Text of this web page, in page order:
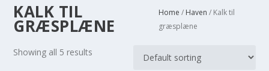
KALK TIL
GRÆSPLÆNE
Home / Haven / Kalk til
græsplæne
Showing all 5 results